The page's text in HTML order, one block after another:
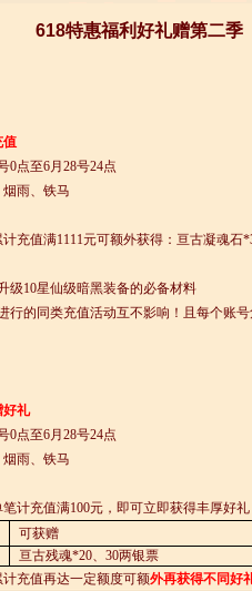
618特惠福利好礼赠第二季
值
0点至6月 28号24点
雨、铁马
计充值满1111元可额外获得：亘古凝魂石
级10星仙级暗黑装备的必备材料
行的同类充值活动互不影响！且每个账
好礼
0点至6月 28号24点
雨、铁马
计充值满100元，即可立即获得丰厚好礼
可获赠
亘古残魂*20、 30两银票
充值再达一定额度可额外再获得不同好